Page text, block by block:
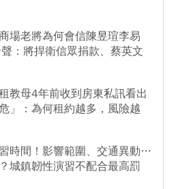
場老將為何會信陳昱瑄李易
：將捍衛信眾捐款、蔡英文
教母4年前收到房東私訊看出
」：為何租約越多，風險越
時間！影響範圍、交通異動…
城鎮韌性演習不配合最高罰